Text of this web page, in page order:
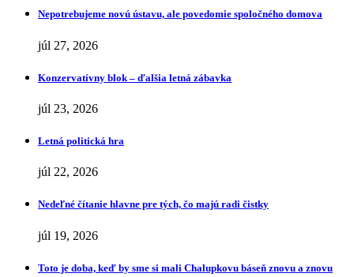
Nepotrebujeme novú ústavu, ale povedomie spoločného domova
júl 27, 2026
Konzervatívny blok – ďalšia letná zábavka
júl 23, 2026
Letná politická hra
júl 22, 2026
Nedeľné čítanie hlavne pre tých, čo majú radi čistky
júl 19, 2026
Toto je doba, keď by sme si mali Chalupkovu báseň znovu a znovu